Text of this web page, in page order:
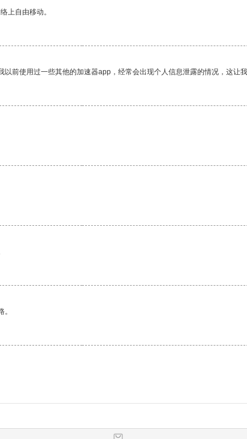
上自由移动。
前使用过一些其他的加速器app，经常会出现个人信息泄露的情况，这让我